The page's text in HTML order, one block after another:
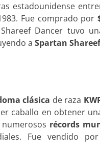
estadounidense
Fue comprado por
Dancer tuvo
a Spartan Shareef
clásica de raza
caballo en obtener
récords
Fue vendido por